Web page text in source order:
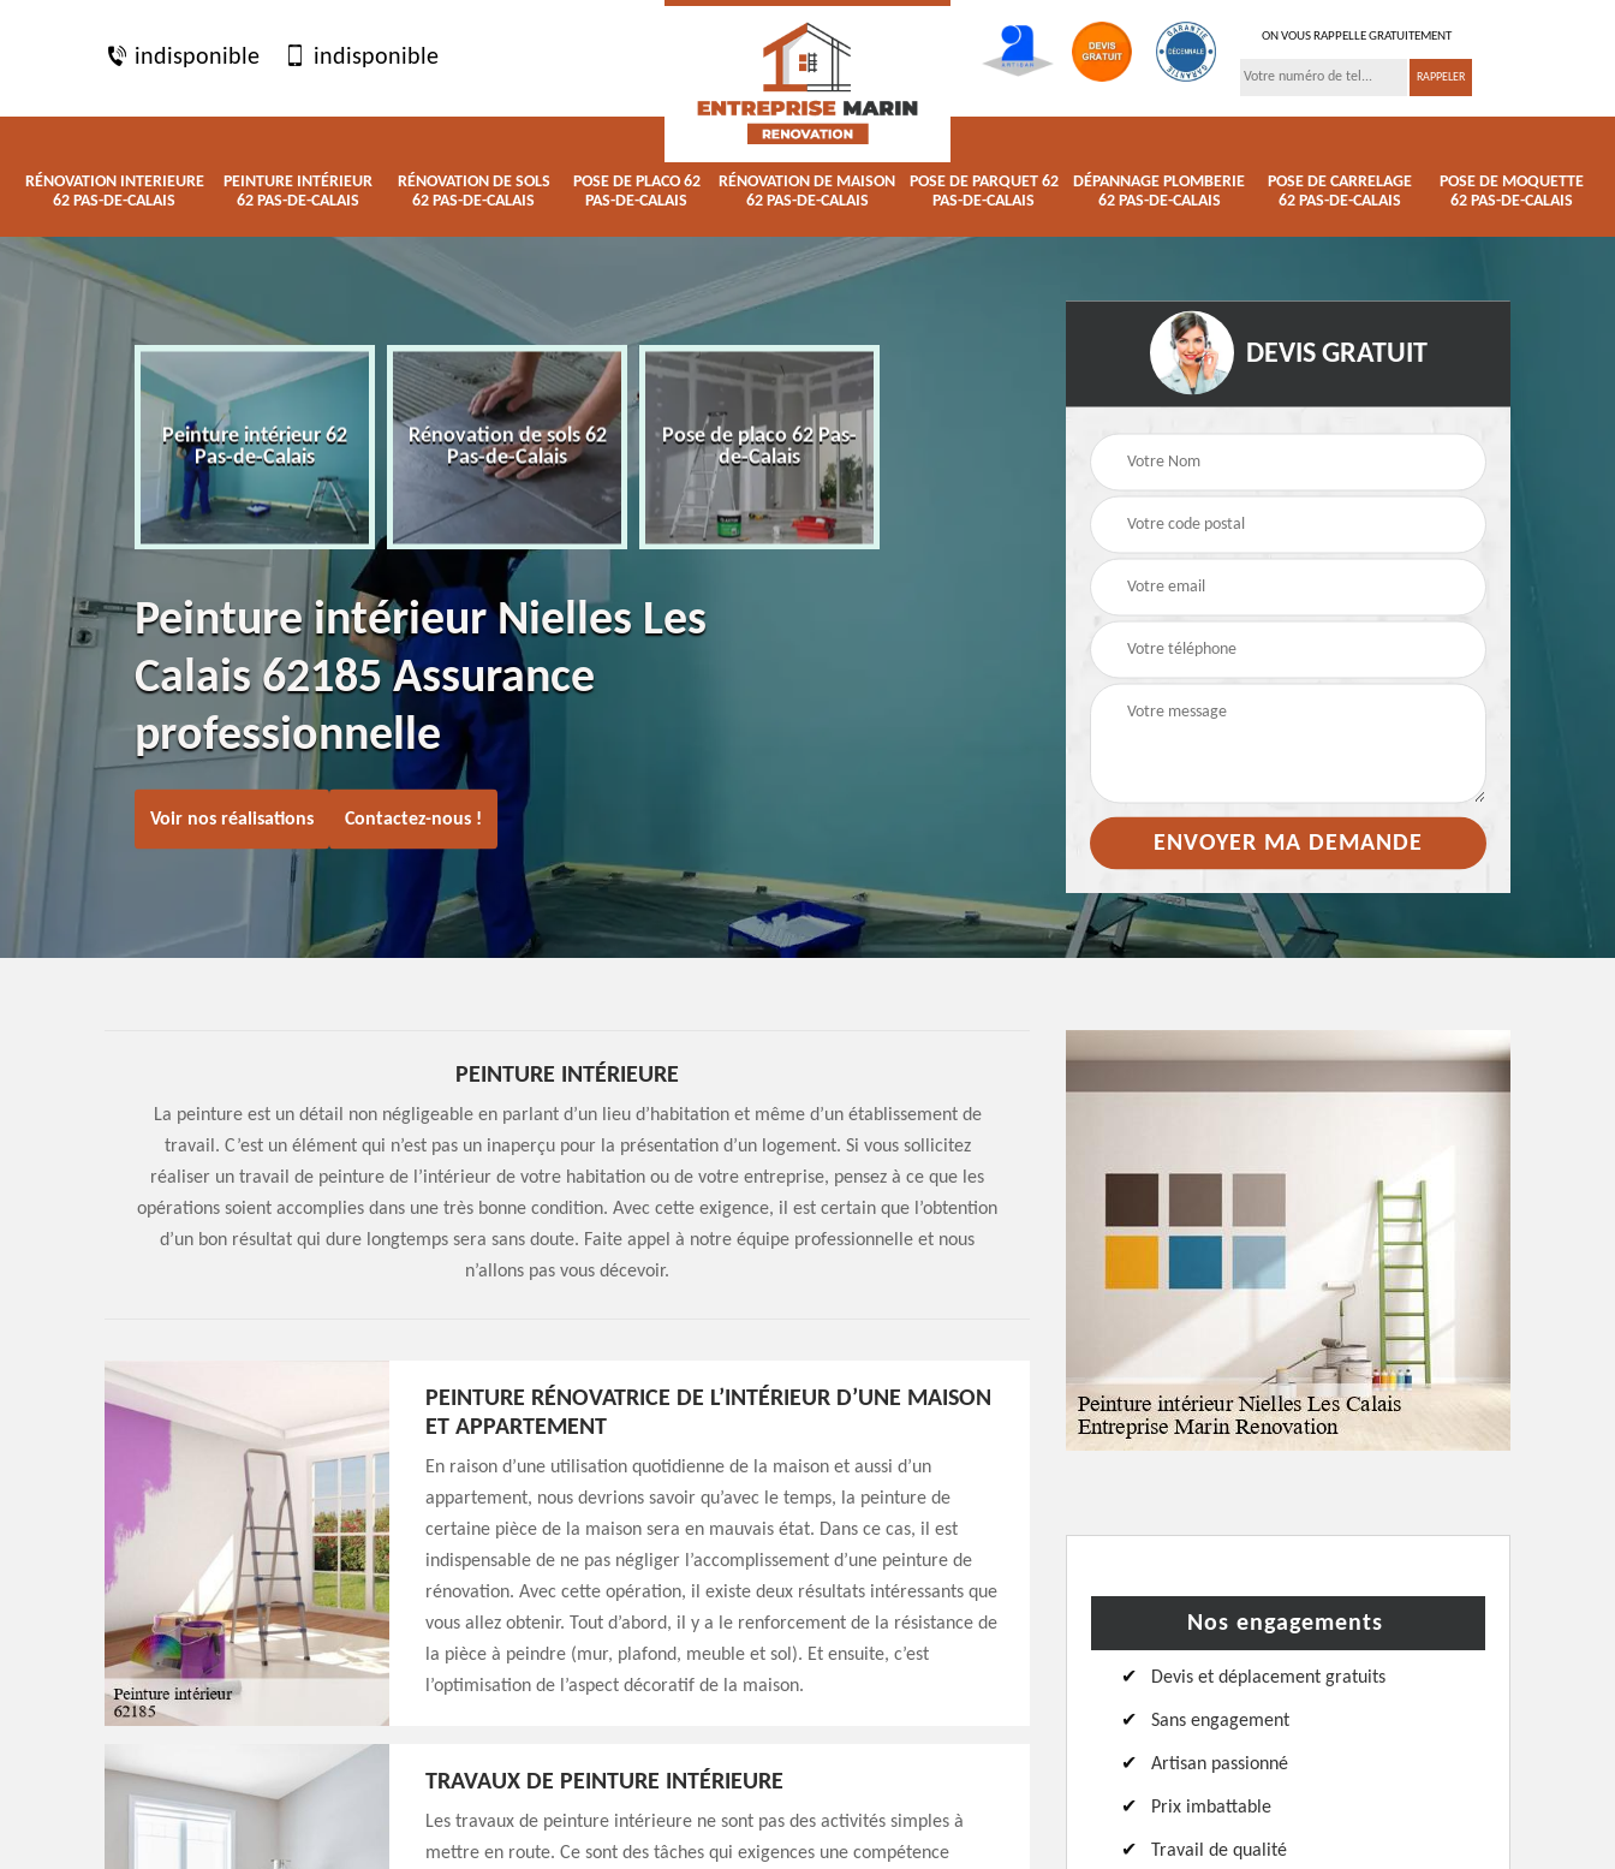
indisponible indisponible
ON VOUS RAPPELLE GRATUITEMENT
RÉNOVATION INTERIEURE
62 PAS-DE-CALAIS
PEINTURE INTÉRIEUR
62 PAS-DE-CALAIS
RÉNOVATION DE SOLS
62 PAS-DE-CALAIS
POSE DE PLACO 62
PAS-DE-CALAIS
RÉNOVATION DE MAISON
62 PAS-DE-CALAIS
POSE DE PARQUET 62
PAS-DE-CALAIS
DÉPANNAGE PLOMBERIE
62 PAS-DE-CALAIS
POSE DE CARRELAGE
62 PAS-DE-CALAIS
POSE DE MOQUETTE
62 PAS-DE-CALAIS
Peinture intérieur 62
Pas-de-Calais
Rénovation de sols 62
Pas-de-Calais
Pose de placo 62 Pas-
de-Calais
Rénovation de maison
Pose de parquet 62
Dépannage
62 Pas-de-Calais
Peinture intérieur Nielles Les
Calais 62185 Assurance
professionnelle
Voir nos réalisations Contactez-nous !
DEVIS GRATUIT
PEINTURE INTÉRIEURE
La peinture est un détail non négligeable en parlant d’un lieu d’habitation et même d’un établissement de
travail. C’est un élément qui n’est pas un inaperçu pour la présentation d’un logement. Si vous sollicitez
réaliser un travail de peinture de l’intérieur de votre habitation ou de votre entreprise, pensez à ce que les
opérations soient accomplies dans une très bonne condition. Avec cette exigence, il est certain que l’obtention
d’un bon résultat qui dure longtemps sera sans doute. Faite appel à notre équipe professionnelle et nous
n’allons pas vous décevoir.
PEINTURE RÉNOVATRICE DE L’INTÉRIEUR D’UNE MAISON
ET APPARTEMENT
En raison d’une utilisation quotidienne de la maison et aussi d’un
appartement, nous devrions savoir qu’avec le temps, la peinture de
certaine pièce de la maison sera en mauvais état. Dans ce cas, il est
indispensable de ne pas négliger l’accomplissement d’une peinture de
rénovation. Avec cette opération, il existe deux résultats intéressants que
vous allez obtenir. Tout d’abord, il y a le renforcement de la résistance de
la pièce à peindre (mur, plafond, meuble et sol). Et ensuite, c’est
l’optimisation de l’aspect décoratif de la maison.
TRAVAUX DE PEINTURE INTÉRIEURE
Les travaux de peinture intérieure ne sont pas des activités simples à
mettre en route. Ce sont des tâches qui exigences une compétence
Nos engagements
Devis et déplacement gratuits
Sans engagement
Artisan passionné
Prix imbattable
Travail de qualité